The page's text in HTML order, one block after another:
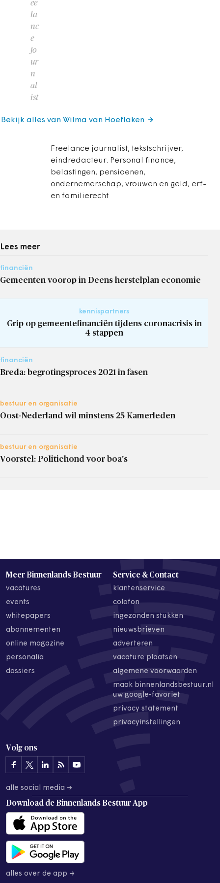
ee
la
nc
e
jo
ur
n
al
ist
Freelance journalist, tekstschrijver,
eindredacteur. Personal finance,
belastingen, pensioenen,
ondernemerschap, vrouwen en geld, erf-
en familierecht
Bekijk alles van Wilma van Hoeflaken
Lees meer
financiën
Gemeenten voorop in Deens herstelplan economie
kennispartners
Grip op gemeentefinanciën tijdens coronacrisis in
4 stappen
financiën
Breda: begrotingsproces 2021 in fasen
bestuur en organisatie
Oost-Nederland wil minstens 25 Kamerleden
bestuur en organisatie
Voorstel: Politiehond voor boa’s
Meer Binnenlands Bestuur
vacatures
events
whitepapers
abonnementen
online magazine
personalia
dossiers
Service & Contact
klantenservice
colofon
ingezonden stukken
nieuwsbrieven
adverteren
vacature plaatsen
algemene voorwaarden
maak binnenlandsbestuur.nl
uw google-favoriet
privacy statement
privacyinstellingen
Volg ons
alle social media →
Download de Binnenlands Bestuur App
alles over de app →